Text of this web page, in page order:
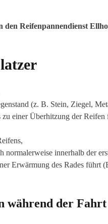
Reifenpannendienst
(z. B. Stein, Ziegel,
zu einer Überhitzung der Reifen
normalerweise innerhalb der
Erwärmung des Rades führt
während der